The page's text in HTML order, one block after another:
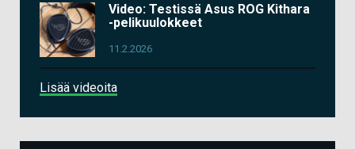
Video: Testissä Asus ROG Kithara
-pelikuulokkeet
11.2.2026
Lisää videoita